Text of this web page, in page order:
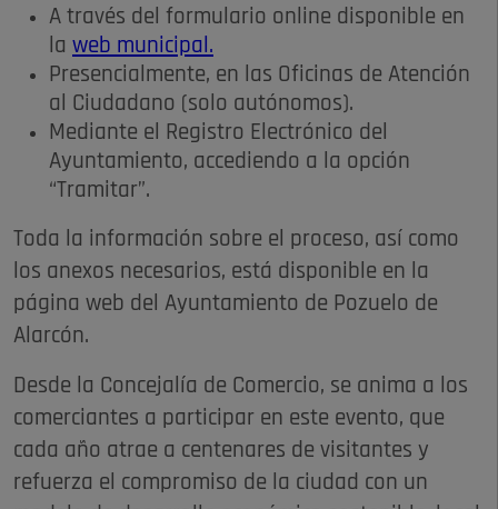
A través del formulario online disponible en
la web municipal.
Presencialmente, en las Oficinas de Atención
al Ciudadano (solo autónomos).
Mediante el Registro Electrónico del
Ayuntamiento, accediendo a la opción
“Tramitar”.
Toda la información sobre el proceso, así como
los anexos necesarios, está disponible en la
página web del Ayuntamiento de Pozuelo de
Alarcón.
Desde la Concejalía de Comercio, se anima a los
comerciantes a participar en este evento, que
cada año atrae a centenares de visitantes y
refuerza el compromiso de la ciudad con un